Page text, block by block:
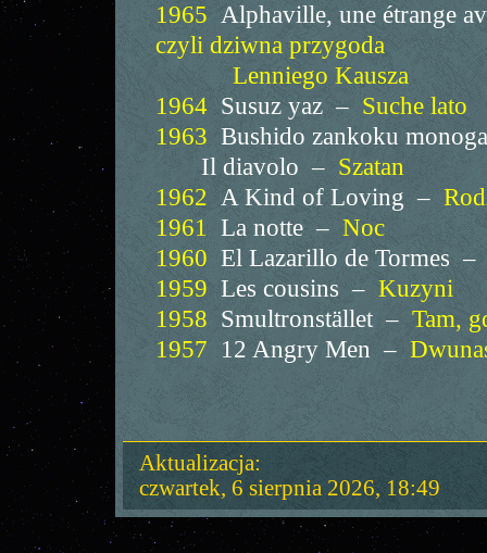
1965 Alphaville, une étrange
czyli dziwna przygoda
Lenniego Kausza
1964 Susuz yaz – Suche lato
1963 Bushido zankoku
Il diavolo – Szatan
1962 A Kind of Loving –
1961 La notte – Noc
1960 El Lazarillo de Tormes –
1959 Les cousins – Kuzyni
1958 Smultronstället – Tam,
1957 12 Angry Men –
Aktualizacja:
czwartek, 6 sierpnia 2026, 18:49